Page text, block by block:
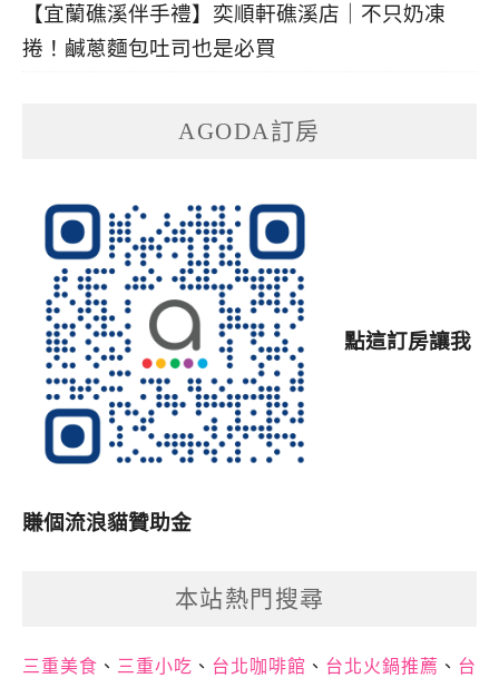
【宜蘭礁溪伴手禮】奕順軒礁溪店｜不只奶凍
捲！鹹蔥麵包吐司也是必買
AGODA訂房
點這訂房讓我
賺個流浪貓贊助金
本站熱門搜尋
三重美食 、 三重小吃 、 台北咖啡館 、 台北火鍋推薦 、 台